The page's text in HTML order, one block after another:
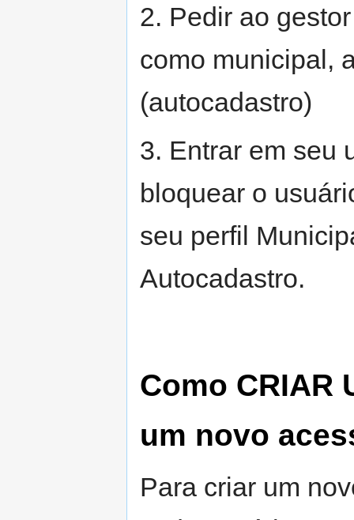
2. Pedir ao
como municipal,
(autocadastro)
3. Entrar em seu
bloquear o
seu perfil
Autocadastro.
Como CRIAR
um novo
Para criar um